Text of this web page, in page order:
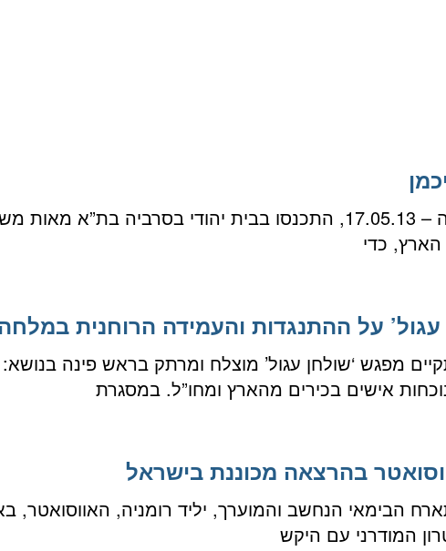
בבוקר יום שישי, ה – 17.05.13, התכנסו בבית יהודי
כדי
על ההתנגדות והעמידה הרוחנית
30.06.13 התקיים מפגש ‘שולחן עגול’ מוצלח ומרתק בראש
אישים בכירים מהארץ ומחו”ל. במסגרת
בהרצאה מכוננת בישראל
02.12.13 התארח הבימאי הנחשב והמוערך, יליד רומניה,
המודרני עם היקש